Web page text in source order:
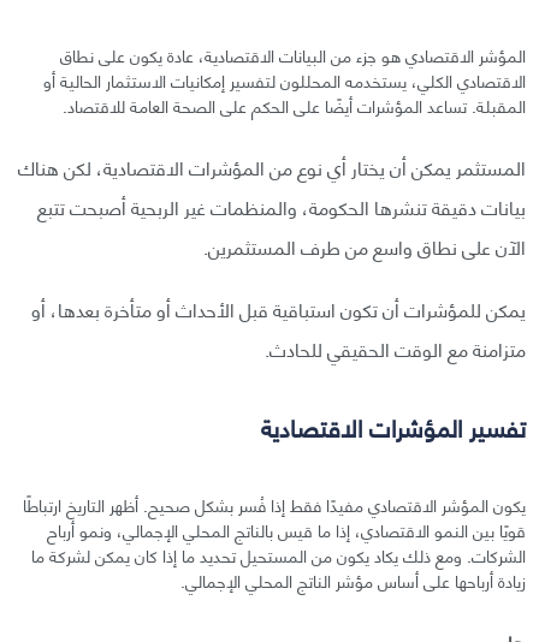
المؤشر الاقتصادي هو جزء من البيانات الاقتصادية، عادة يكون على نطاق
الاقتصادي الكلي، يستخدمه المحللون لتفسير إمكانيات الاستثمار الحالية أو
المقبلة. تساعد المؤشرات أيضًا على الحكم على الصحة العامة للاقتصاد.
المستثمر يمكن أن يختار أي نوع من المؤشرات الاقتصادية، لكن هناك
بيانات دقيقة تنشرها الحكومة، والمنظمات غير الربحية أصبحت تتبع
الآن على نطاق واسع من طرف المستثمرين.
يمكن للمؤشرات أن تكون استباقية قبل الأحداث أو متأخرة بعدها، أو
متزامنة مع الوقت الحقيقي للحادث.
تفسير المؤشرات الاقتصادية
يكون المؤشر الاقتصادي مفيدًا فقط إذا فُسر بشكل صحيح. أظهر التاريخ ارتباطًا
قويًا بين النمو الاقتصادي، إذا ما قيس بالناتج المحلي الإجمالي، ونمو أرباح
الشركات. ومع ذلك يكاد يكون من المستحيل تحديد ما إذا كان يمكن لشركة ما
زيادة أرباحها على أساس مؤشر الناتج المحلي الإجمالي.